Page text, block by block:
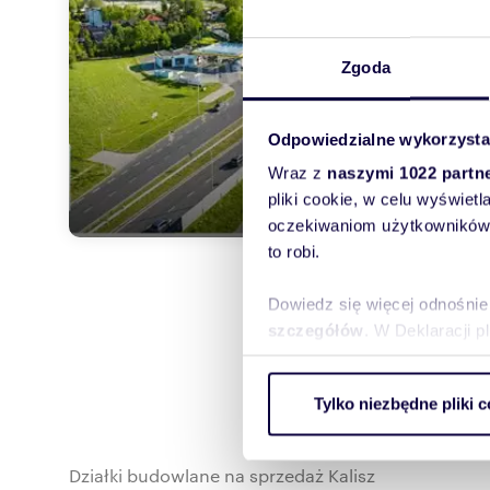
Zgoda
Odpowiedzialne
Wraz z naszymi 1022
pliki cookie, w celu
oczekiwaniom
to robi.
Dowiedz się więcej
szczegółów . W Deklaracji
ruch w naszej witrynie.
reklamowym i
uzyskanymi podczas
Tylko niezbędne pliki
Plac
Działki budowlane na sprzedaż Kalisz